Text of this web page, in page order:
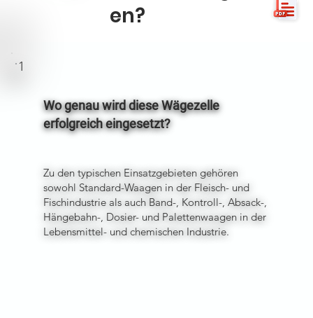
1
Wo genau wird diese Wägezelle
erfolgreich eingesetzt?
Zu den typischen Einsatzgebieten gehören
sowohl Standard-Waagen in der Fleisch- und
Fischindustrie als auch Band-, Kontroll-, Absack-,
Hängebahn-, Dosier- und Palettenwaagen in der
Lebensmittel- und chemischen Industrie.
en?